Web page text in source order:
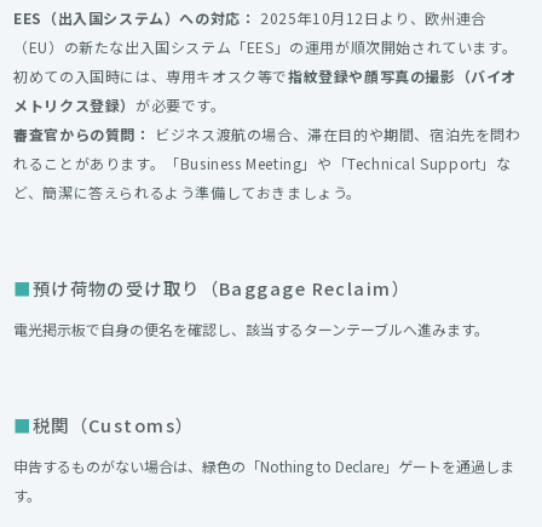
EES（出入国システム）への対応： 2025年10月12日より、欧州連合
（EU）の新たな出入国システム「EES」の運用が順次開始されています。
初めての入国時には、専用キオスク等で指紋登録や顔写真の撮影（バイオ
メトリクス登録） が必要です。
審査官からの質問：
ビジネス渡航の場合、滞在目的や期間、宿泊先を問わ
れることがあります。「Business Meeting」や「Technical Support」な
ど、簡潔に答えられるよう準備しておきましょう。
預け荷物の受け取り（Baggage Reclaim）
電光掲示板で自身の便名を確認し、該当するターンテーブルへ進みます。
税関（Customs）
申告するものがない場合は、緑色の「Nothing to Declare」ゲートを通過しま
す。